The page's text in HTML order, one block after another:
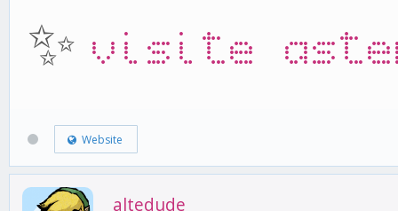
✨ visite
Website
altedude